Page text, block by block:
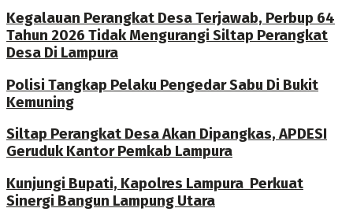
Kegalauan Perangkat Desa Terjawab, Perbup 64
Tahun 2026 Tidak Mengurangi Siltap Perangkat
Desa Di Lampura
Polisi Tangkap Pelaku Pengedar Sabu Di Bukit
Kemuning
Siltap Perangkat Desa Akan Dipangkas, APDESI
Geruduk Kantor Pemkab Lampura
Kunjungi Bupati, Kapolres Lampura Perkuat
Sinergi Bangun Lampung Utara